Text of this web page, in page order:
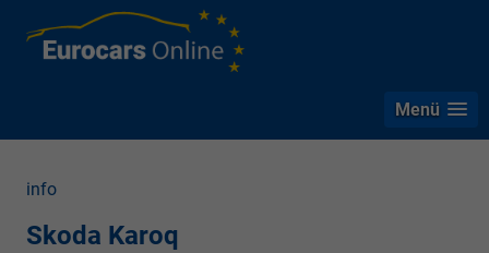
Menü
info
Skoda Karoq